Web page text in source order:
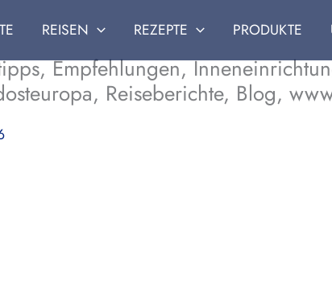
REISEN REZEPTE PRODUKTE
Empfehlungen,
Reiseberichte, Blog,